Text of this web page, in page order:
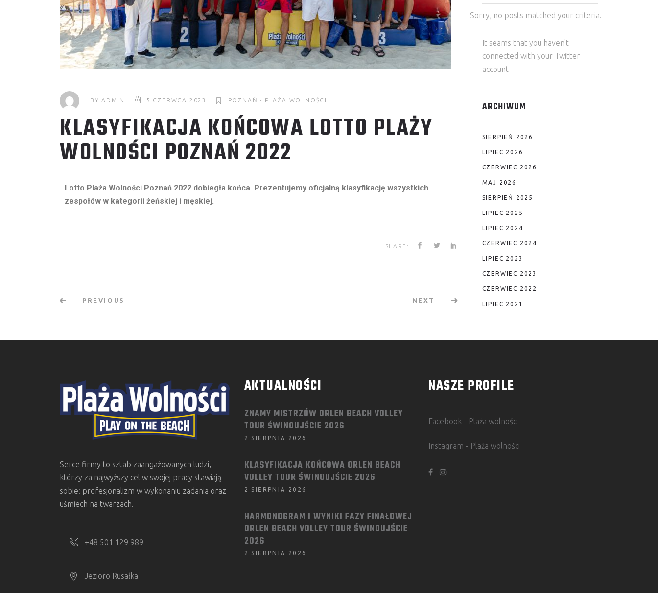
BYADMIN 5 CZERWCA 2023 POZNAŃ - PLAŻA WOLNOŚCI
KLASYFIKACJA KOŃCOWA LOTTO PLAŻY
WOLNOŚCI POZNAŃ 2022
Lotto Plaża Wolności Poznań 2022 dobiegła końca. Prezentujemy oficjalną klasyfikację wszystkich
zespołów w kategorii żeńskiej i męskiej.
SHARE:
PREVIOUS NEXT
Sorry, no posts matched your criteria.
It seams that you haven't
connected with your Twitter
account
ARCHIWUM
SIERPIEŃ 2026
LIPIEC 2026
CZERWIEC 2026
MAJ 2026
SIERPIEŃ 2025
LIPIEC 2025
LIPIEC 2024
CZERWIEC 2024
LIPIEC 2023
CZERWIEC 2023
CZERWIEC 2022
LIPIEC 2021
Serce firmy to sztab zaangażowanych ludzi,
którzy za najwyższy cel w swojej pracy stawiają
sobie: profesjonalizm w wykonaniu zadania oraz
uśmiech na twarzach.
+48 501 129 989
Jezioro Rusałka
AKTUALNOŚCI
ZNAMY MISTRZÓW ORLEN BEACH VOLLEY
TOUR ŚWINOUJŚCIE 2026
2 SIERPNIA 2026
KLASYFIKACJA KOŃCOWA ORLEN BEACH
VOLLEY TOUR ŚWINOUJŚCIE 2026
2 SIERPNIA 2026
HARMONOGRAM I WYNIKI FAZY FINAŁOWEJ
ORLEN BEACH VOLLEY TOUR ŚWINOUJŚCIE
2026
2 SIERPNIA 2026
NASZE PROFILE
Facebook - Plaża wolności
Instagram - Plaża wolności